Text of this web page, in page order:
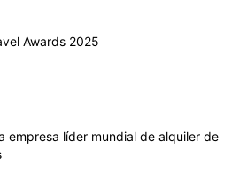
Awards 2025
empresa líder mundial de alquiler de